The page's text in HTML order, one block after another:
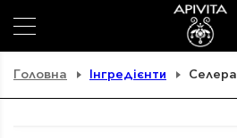
Головна Інгредієнти Селера